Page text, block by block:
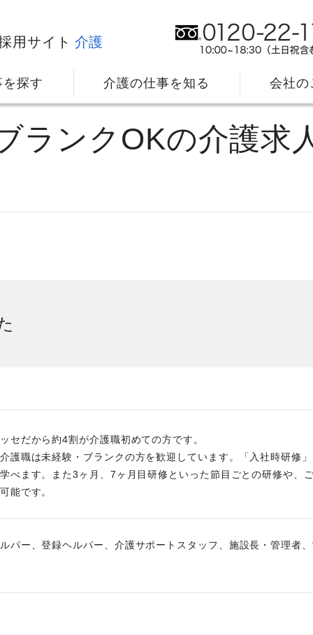
用サイト 介護
探す 介護の仕事を知る
資格取得サポート制度 福
会社の
社員主役のプロジェクト 職
ランクOKの介護求
セだから約4割が介護職初めての方です。
護職は未経験・ブランクの方を歓迎しています。「入社時研修
べます。また3ヶ月、7ヶ月目研修といった節目ごとの研修や、
能です。
パー、登録ヘルパー、介護サポートスタッフ、施設長・管理者